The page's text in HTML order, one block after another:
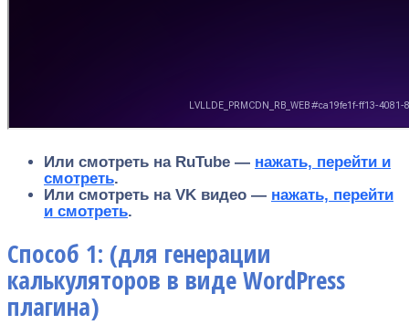
Или смотреть на RuTube — нажать, перейти и
смотреть.
Или смотреть на VK видео — нажать, перейти
и смотреть.
Способ 1: (для генерации
калькуляторов в виде WordPress
плагина)